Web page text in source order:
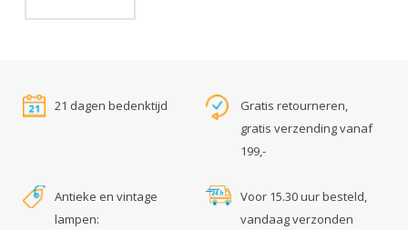
21 dagen bedenktijd
Gratis retourneren,
gratis verzending vanaf
199,-
Antieke en vintage
lampen:
Voor 15.30 uur besteld,
vandaag verzonden